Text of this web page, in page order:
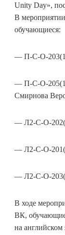
Unity Day»,
В
обучающиеся:
— П-С-О-203(1)
— П-С-О-
Смирнова
— Л2-С-О-
— Л2-С-О-
— Л2-С-О-
В ходе
ВК,
на